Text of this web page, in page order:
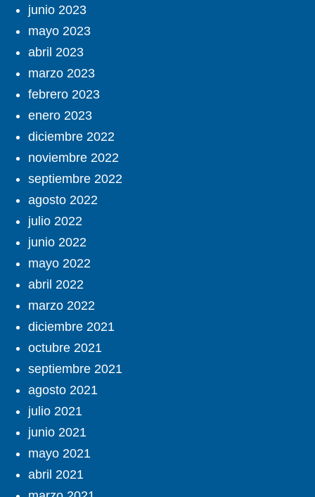
junio 2023
mayo 2023
abril 2023
marzo 2023
febrero 2023
enero 2023
diciembre 2022
noviembre 2022
septiembre 2022
agosto 2022
julio 2022
junio 2022
mayo 2022
abril 2022
marzo 2022
diciembre 2021
octubre 2021
septiembre 2021
agosto 2021
julio 2021
junio 2021
mayo 2021
abril 2021